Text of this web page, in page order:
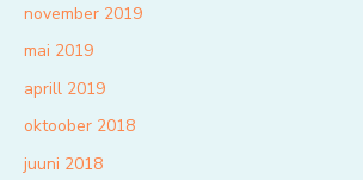
november 2019
mai 2019
aprill 2019
oktoober 2018
juuni 2018